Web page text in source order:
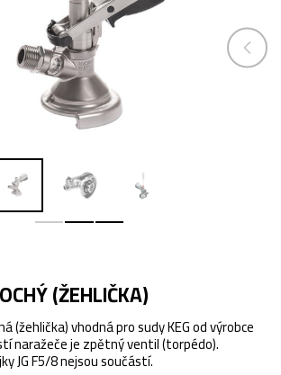
(ŽEHLIČKA)
(žehlička) vhodná pro sudy KEG od výrobce
naražeče je zpětný ventil (torpédo).
JG F5/8 nejsou součástí.